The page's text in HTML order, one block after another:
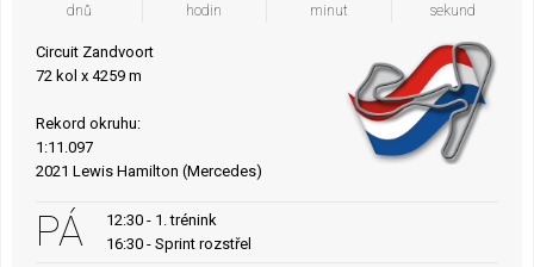
dnů hodin minut sekund
Circuit Zandvoort
72 kol x 4259 m
Rekord okruhu:
1:11.097
2021 Lewis Hamilton (Mercedes)
PÁ
12:30 - 1. trénink
16:30 - Sprint rozstřel